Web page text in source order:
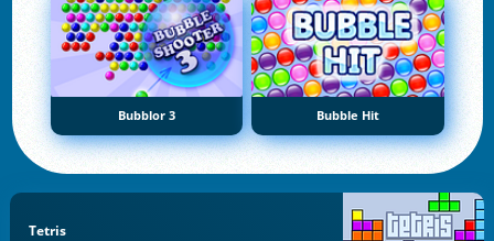
Bubblor 3 Bubble Hit
Tetris